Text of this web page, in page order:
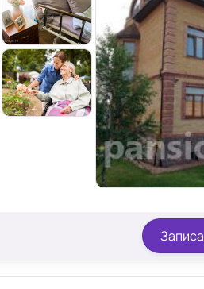
Лежачие Склероз